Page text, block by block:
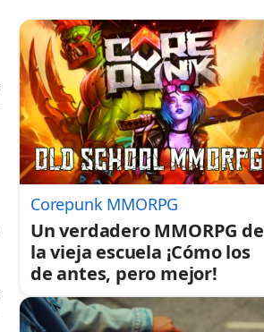
Corepunk MMORPG
Un verdadero MMORPG de
la vieja escuela ¡Cómo los
de antes, pero mejor!